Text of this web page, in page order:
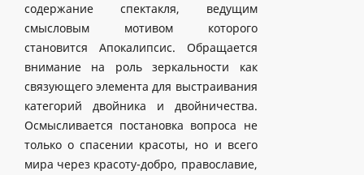
содержание спектакля, ведущим
смысловым мотивом которого
становится Апокалипсис. Обращается
внимание на роль зеркальности как
связующего элемента для выстраивания
категорий двойника и двойничества.
Осмысливается постановка вопроса не
только о спасении красоты, но и всего
мира через красоту-добро, православие,